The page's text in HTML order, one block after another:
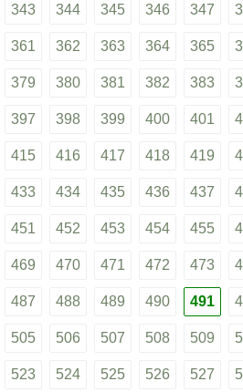
343 344 345 346 347
361 362 363 364 365
379 380 381 382 383
397 398 399 400 401
415 416 417 418 419
433 434 435 436 437
451 452 453 454 455
469 470 471 472 473
487 488 489 490 491
505 506 507 508 509
523 524 525 526 527